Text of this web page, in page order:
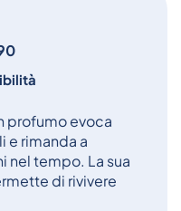
profumo evoca
e rimanda a
nel tempo. La sua
di rivivere